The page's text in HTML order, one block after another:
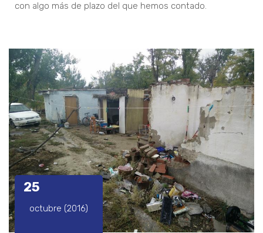
con algo más de plazo del que hemos contado.
25
octubre (2016)